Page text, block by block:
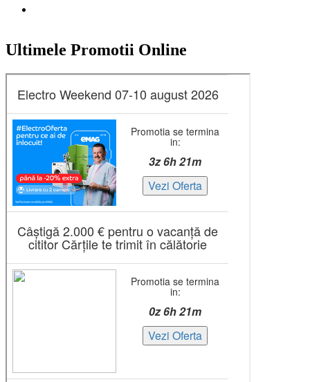
Ultimele Promotii Online